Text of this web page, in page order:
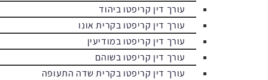
עורך דין קריפטו ביהוד
עורך דין קריפטו בקרית אונו
עורך דין קריפטו במודיעין
עורך דין קריפטו בשוהם
עורך דין קריפטו בקרית שדה התעופה